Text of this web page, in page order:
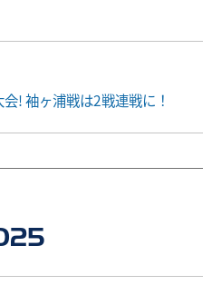
! 袖ヶ浦戦は2戦連戦に！